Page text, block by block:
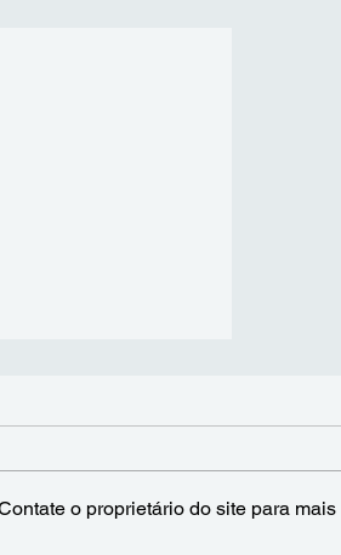
o proprietário do site para mais